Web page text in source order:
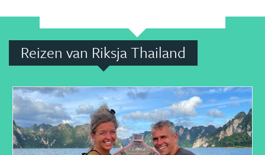
Reizen van Riksja Thailand